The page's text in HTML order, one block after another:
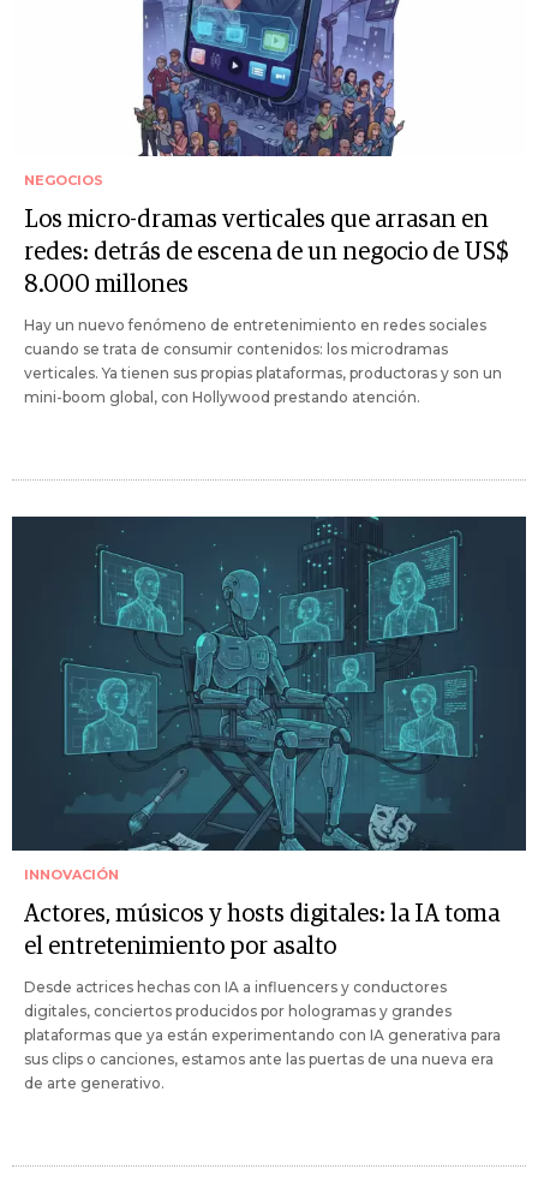
NEGOCIOS
Los micro-dramas verticales que arrasan en
redes: detrás de escena de un negocio de US$
8.000 millones
Hay un nuevo fenómeno de entretenimiento en redes sociales
cuando se trata de consumir contenidos: los microdramas
verticales. Ya tienen sus propias plataformas, productoras y son un
mini-boom global, con Hollywood prestando atención.
INNOVACIÓN
Actores, músicos y hosts digitales: la IA toma
el entretenimiento por asalto
Desde actrices hechas con IA a influencers y conductores
digitales, conciertos producidos por hologramas y grandes
plataformas que ya están experimentando con IA generativa para
sus clips o canciones, estamos ante las puertas de una nueva era
de arte generativo.